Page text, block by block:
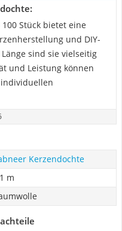
Stück bietet eine
und DIY-
sind sie vielseitig
und Leistung können
Kerzendochte
m